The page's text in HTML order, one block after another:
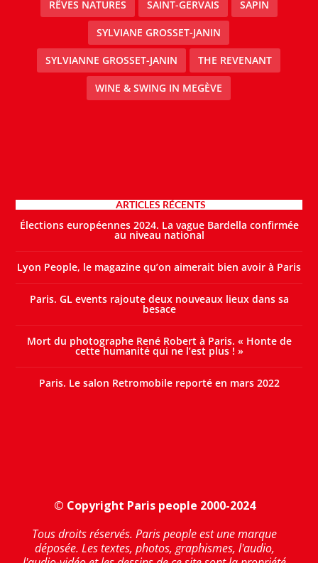
RÊVES NATURES SAINT-GERVAIS SAPIN
SYLVIANE GROSSET-JANIN
SYLVIANNE GROSSET-JANIN THE REVENANT
WINE & SWING IN MEGÈVE
ARTICLES RÉCENTS
Élections européennes 2024. La vague Bardella confirmée
au niveau national
Lyon People, le magazine qu’on aimerait bien avoir à Paris
Paris. GL events rajoute deux nouveaux lieux dans sa
besace
Mort du photographe René Robert à Paris. « Honte de
cette humanité qui ne l’est plus ! »
Paris. Le salon Retromobile reporté en mars 2022
© Copyright Paris people 2000-2024
Tous droits réservés. Paris people est une marque
déposée. Les textes, photos, graphismes, l'audio,